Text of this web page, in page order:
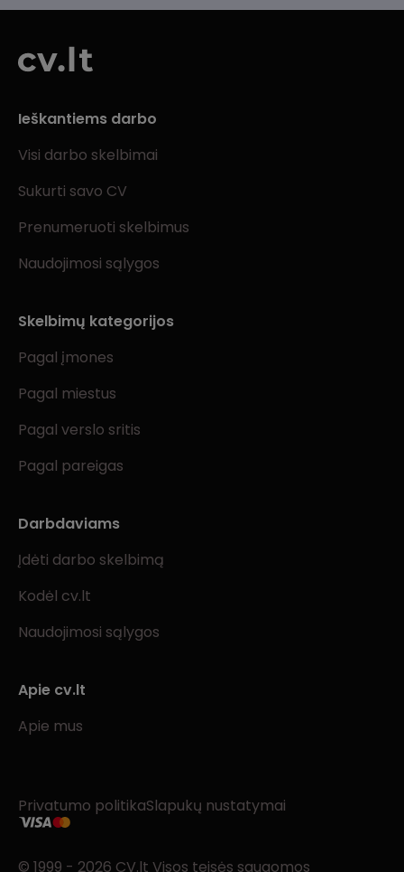
Ieškantiems darbo
Visi darbo skelbimai
Sukurti savo CV
Prenumeruoti skelbimus
Naudojimosi sąlygos
Skelbimų kategorijos
Pagal įmones
Pagal miestus
Pagal verslo sritis
Pagal pareigas
Darbdaviams
Įdėti darbo skelbimą
Kodėl cv.lt
Naudojimosi sąlygos
Apie cv.lt
Apie mus
Privatumo politikaSlapukų nustatymai
© 1999 - 2026 CV.lt Visos teisės saugomos